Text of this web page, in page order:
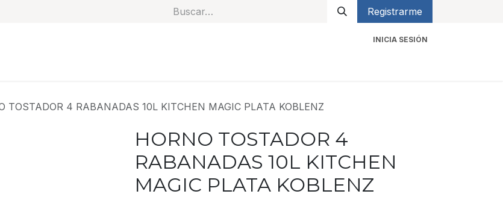
Registrarme
INICIA SESIÓN
TOSTADOR 4 RABANADAS 10L KITCHEN MAGIC PLATA KOBLENZ
HORNO TOSTADOR 4
RABANADAS 10L KITCHEN
MAGIC PLATA KOBLENZ